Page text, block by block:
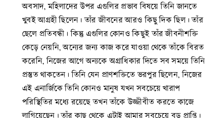
অবসাদ, মহিলাদের উপর এগুলির প্রভাব বিষয়ে তিনি জানতে
খুবই আগ্রহী ছিলেন। তাঁর জীবনের আরও কিছু দিক ছিল। তাঁর
ছেলে প্রতিবন্ধী। কিন্তু এগুলির কোনও কিছুই তাঁর জীবনীশক্তি
কেড়ে নেয়নি, অন্যের জন্য কাজ করে যাওয়া থেকে তাঁকে বিরত
করেনি, নিজের আগে অন্যকে অগ্রাধিকার দিতে সব সময়ে তিনি
প্রস্তুত থাকতেন। তিনি যেন প্রাণশক্তিতে ভরপুর ছিলেন, নিজের
এই এনার্জিকে তিনি কোনও মানুষ যখন সবচেয়ে খারাপ
পরিস্থিতির মধ্যে রয়েছে তখন তাঁকে উজ্জীবীত করতে কাজে
লাগিয়েছেন। তাঁর কাছ থেকে এটাই আমার সবচেয়ে বড় প্রাপ্তি।